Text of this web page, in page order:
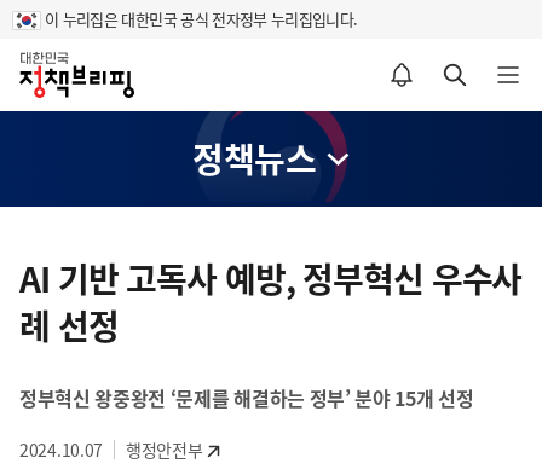
이 누리집은 대한민국 공식 전자정부 누리집입니다.
홈
알림설정 바로가기 검색 바로가기 메뉴 열기
정책뉴스
츠
영
AI 기반 고독사 예방, 정부혁신 우수사
례 선정
정부혁신 왕중왕전 ‘문제를 해결하는 정부’ 분야 15개 선정
2024.10.07 행정안전부